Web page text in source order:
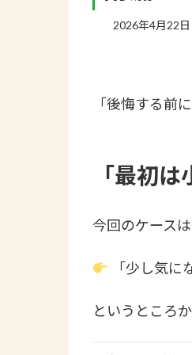
2026年4月22日
「後悔する前
「最初
今回のケースは
「少し気に
というところ